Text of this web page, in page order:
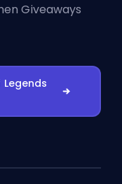
Giveaways
Legends